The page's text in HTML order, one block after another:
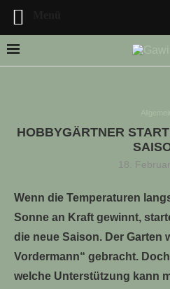
STELLENANGEBOTE!!!
HOBBYGÄRTNER
18.
Wenn die Temperaturen
Sonne an Kraft gewinnt,
die neue Saison. Der Garten
Vordermann“ gebracht.
welche Unterstützung kann